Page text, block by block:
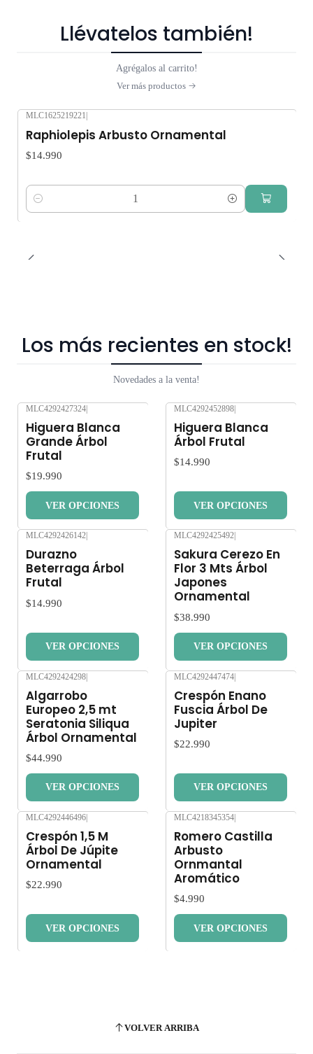
Llévatelos también!
Agrégalos al carrito!
Ver más productos
MLC1625219221
Raphiolepis Arbusto Ornamental
$14.990
Cantidad
Los más recientes en stock!
Novedades a la venta!
MLC4292427324|
Higuera Blanca
Grande Árbol
Frutal
$19.990
VER OPCIONES
MLC4292452898|
Higuera Blanca
Árbol Frutal
$14.990
VER OPCIONES
MLC4292426142
Durazno
Beterraga Árbol
Frutal
$14.990
VER OPCIONES
MLC4292425492
Sakura Cerezo En
Flor 3 Mts Árbol
Japones
Ornamental
$38.990
VER OPCIONES
MLC4292424298|
Algarrobo
Europeo 2,5 mt
Seratonia Siliqua
Árbol Ornamental
$44.990
VER OPCIONES
MLC4292447474|
Crespón Enano
Fuscia Árbol De
Jupiter
$22.990
VER OPCIONES
MLC4292446496|
Crespón 1,5 M
Árbol De Júpite
Ornamental
$22.990
VER OPCIONES
MLC4218345354|
Romero Castilla
Arbusto
Ornmantal
Aromático
$4.990
VER OPCIONES
VOLVER ARRIBA